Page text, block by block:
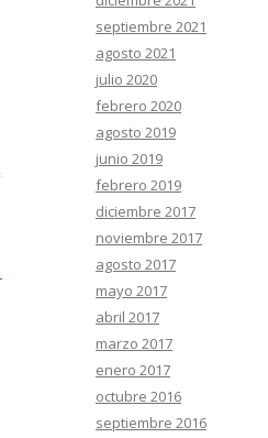
septiembre 2021
agosto 2021
julio 2020
febrero 2020
agosto 2019
junio 2019
febrero 2019
diciembre 2017
noviembre 2017
agosto 2017
mayo 2017
abril 2017
marzo 2017
enero 2017
octubre 2016
septiembre 2016